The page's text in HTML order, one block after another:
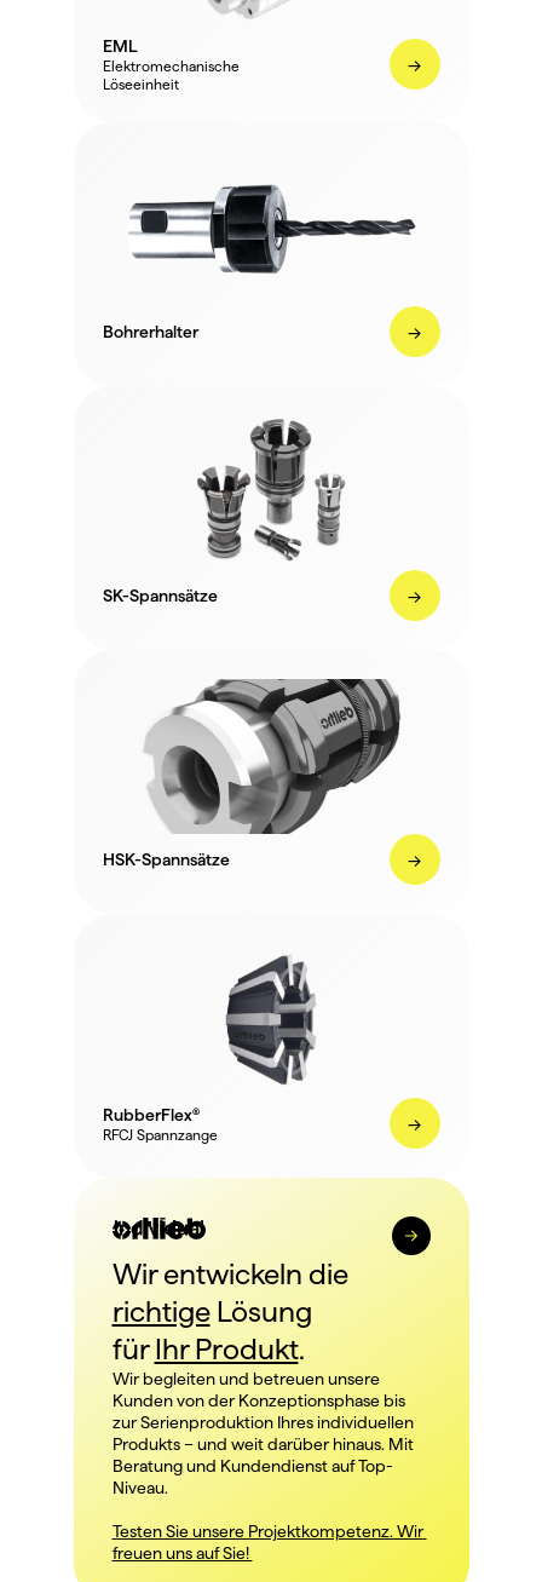
EML
Elektromechanische
Löseeinheit
->
Bohrerhalter ->
SK-Spannsätze ->
HSK-Spannsätze ->
RubberFlex®
RFCJ Spannzange
->
Wir entwickeln die
richtige Lösung
für Ihr Produkt.
Wir begleiten und betreuen unsere
Kunden von der Konzeptionsphase bis
zur Serienproduktion Ihres individuellen
Produkts – und weit darüber hinaus. Mit
Beratung und Kundendienst auf Top-
Niveau.
Testen Sie unsere Projektkompetenz. Wir
freuen uns auf Sie!